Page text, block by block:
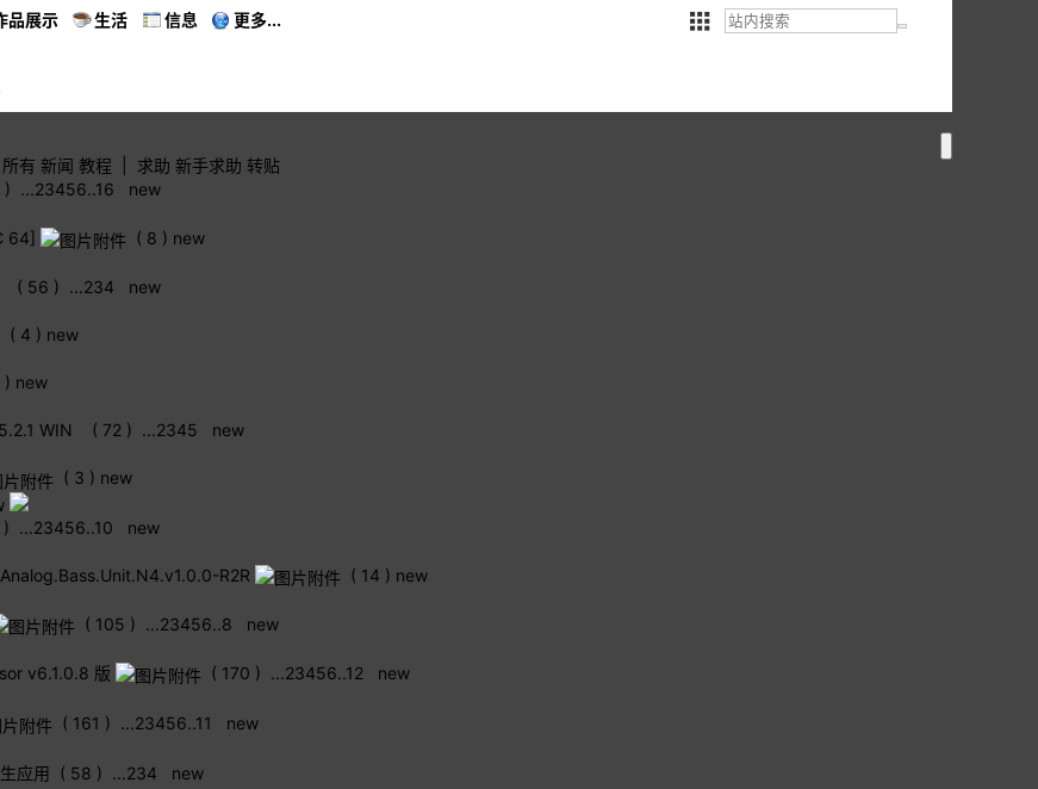
品展示 生活 信息 更多...
所有 新闻 教程 求助 新手求助 转贴
) ...23456..16
new
64] ( 8 ) new
( 56 ) ...234
new
( 4 ) new
) new
WIN ( 72 ) ...2345
new
( 3 ) new
...23456..10
new
R2R ( 14 ) new
( 105 ) ...23456..8
new
v6.1.0.8 版 ( 170 ) ...23456..12
new
( 161 ) ...23456..11
new
应用 ( 58 ) ...234
new